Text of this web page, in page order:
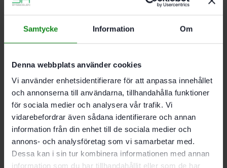
Samtycke Information Om
Denna webbplats använder cookies
Vi använder enhetsidentifierare för att anpassa innehållet
och annonserna till användarna, tillhandahålla funktioner
för sociala medier och analysera vår trafik. Vi
vidarebefordrar även sådana identifierare och annan
information från din enhet till de sociala medier och
annons- och analysföretag som vi samarbetar med.
Dessa kan i sin tur kombinera informationen med annan
information som du har tillhandahållit eller som de har
Bearbetning av gipsspackel och cementbaserat
För PLANEX LHS 2 225 EQ, PLANEX 225 EQ,
PLANEX LHS-E 225 easy
Korn P240
Diameter 225 mm